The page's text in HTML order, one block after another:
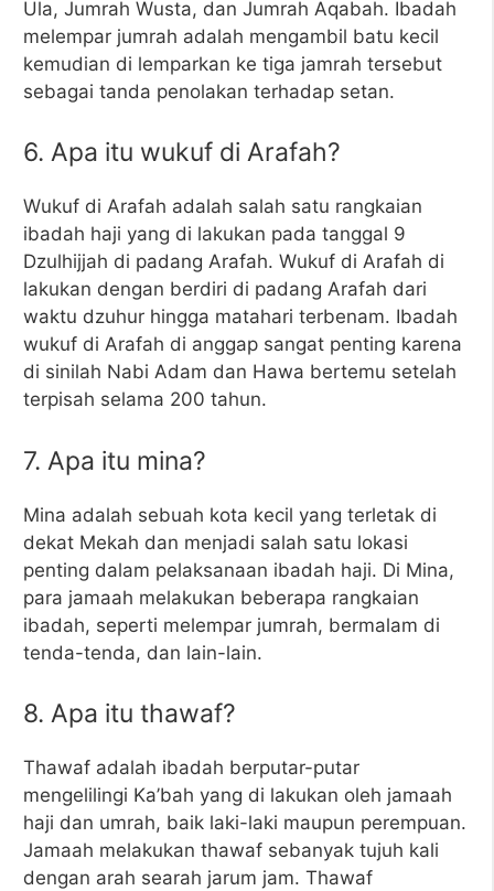
Ula, Jumrah Wusta, dan Jumrah Aqabah. Ibadah
melempar jumrah adalah mengambil batu kecil
kemudian di lemparkan ke tiga jamrah tersebut
sebagai tanda penolakan terhadap setan.
6. Apa itu wukuf di Arafah?
Wukuf di Arafah adalah salah satu rangkaian
ibadah haji yang di lakukan pada tanggal 9
Dzulhijjah di padang Arafah. Wukuf di Arafah di
lakukan dengan berdiri di padang Arafah dari
waktu dzuhur hingga matahari terbenam. Ibadah
wukuf di Arafah di anggap sangat penting karena
di sinilah Nabi Adam dan Hawa bertemu setelah
terpisah selama 200 tahun.
7. Apa itu mina?
Mina adalah sebuah kota kecil yang terletak di
dekat Mekah dan menjadi salah satu lokasi
penting dalam pelaksanaan ibadah haji. Di Mina,
para jamaah melakukan beberapa rangkaian
ibadah, seperti melempar jumrah, bermalam di
tenda-tenda, dan lain-lain.
8. Apa itu thawaf?
Thawaf adalah ibadah berputar-putar
mengelilingi Ka’bah yang di lakukan oleh jamaah
haji dan umrah, baik laki-laki maupun perempuan.
Jamaah melakukan thawaf sebanyak tujuh kali
dengan arah searah jarum jam. Thawaf